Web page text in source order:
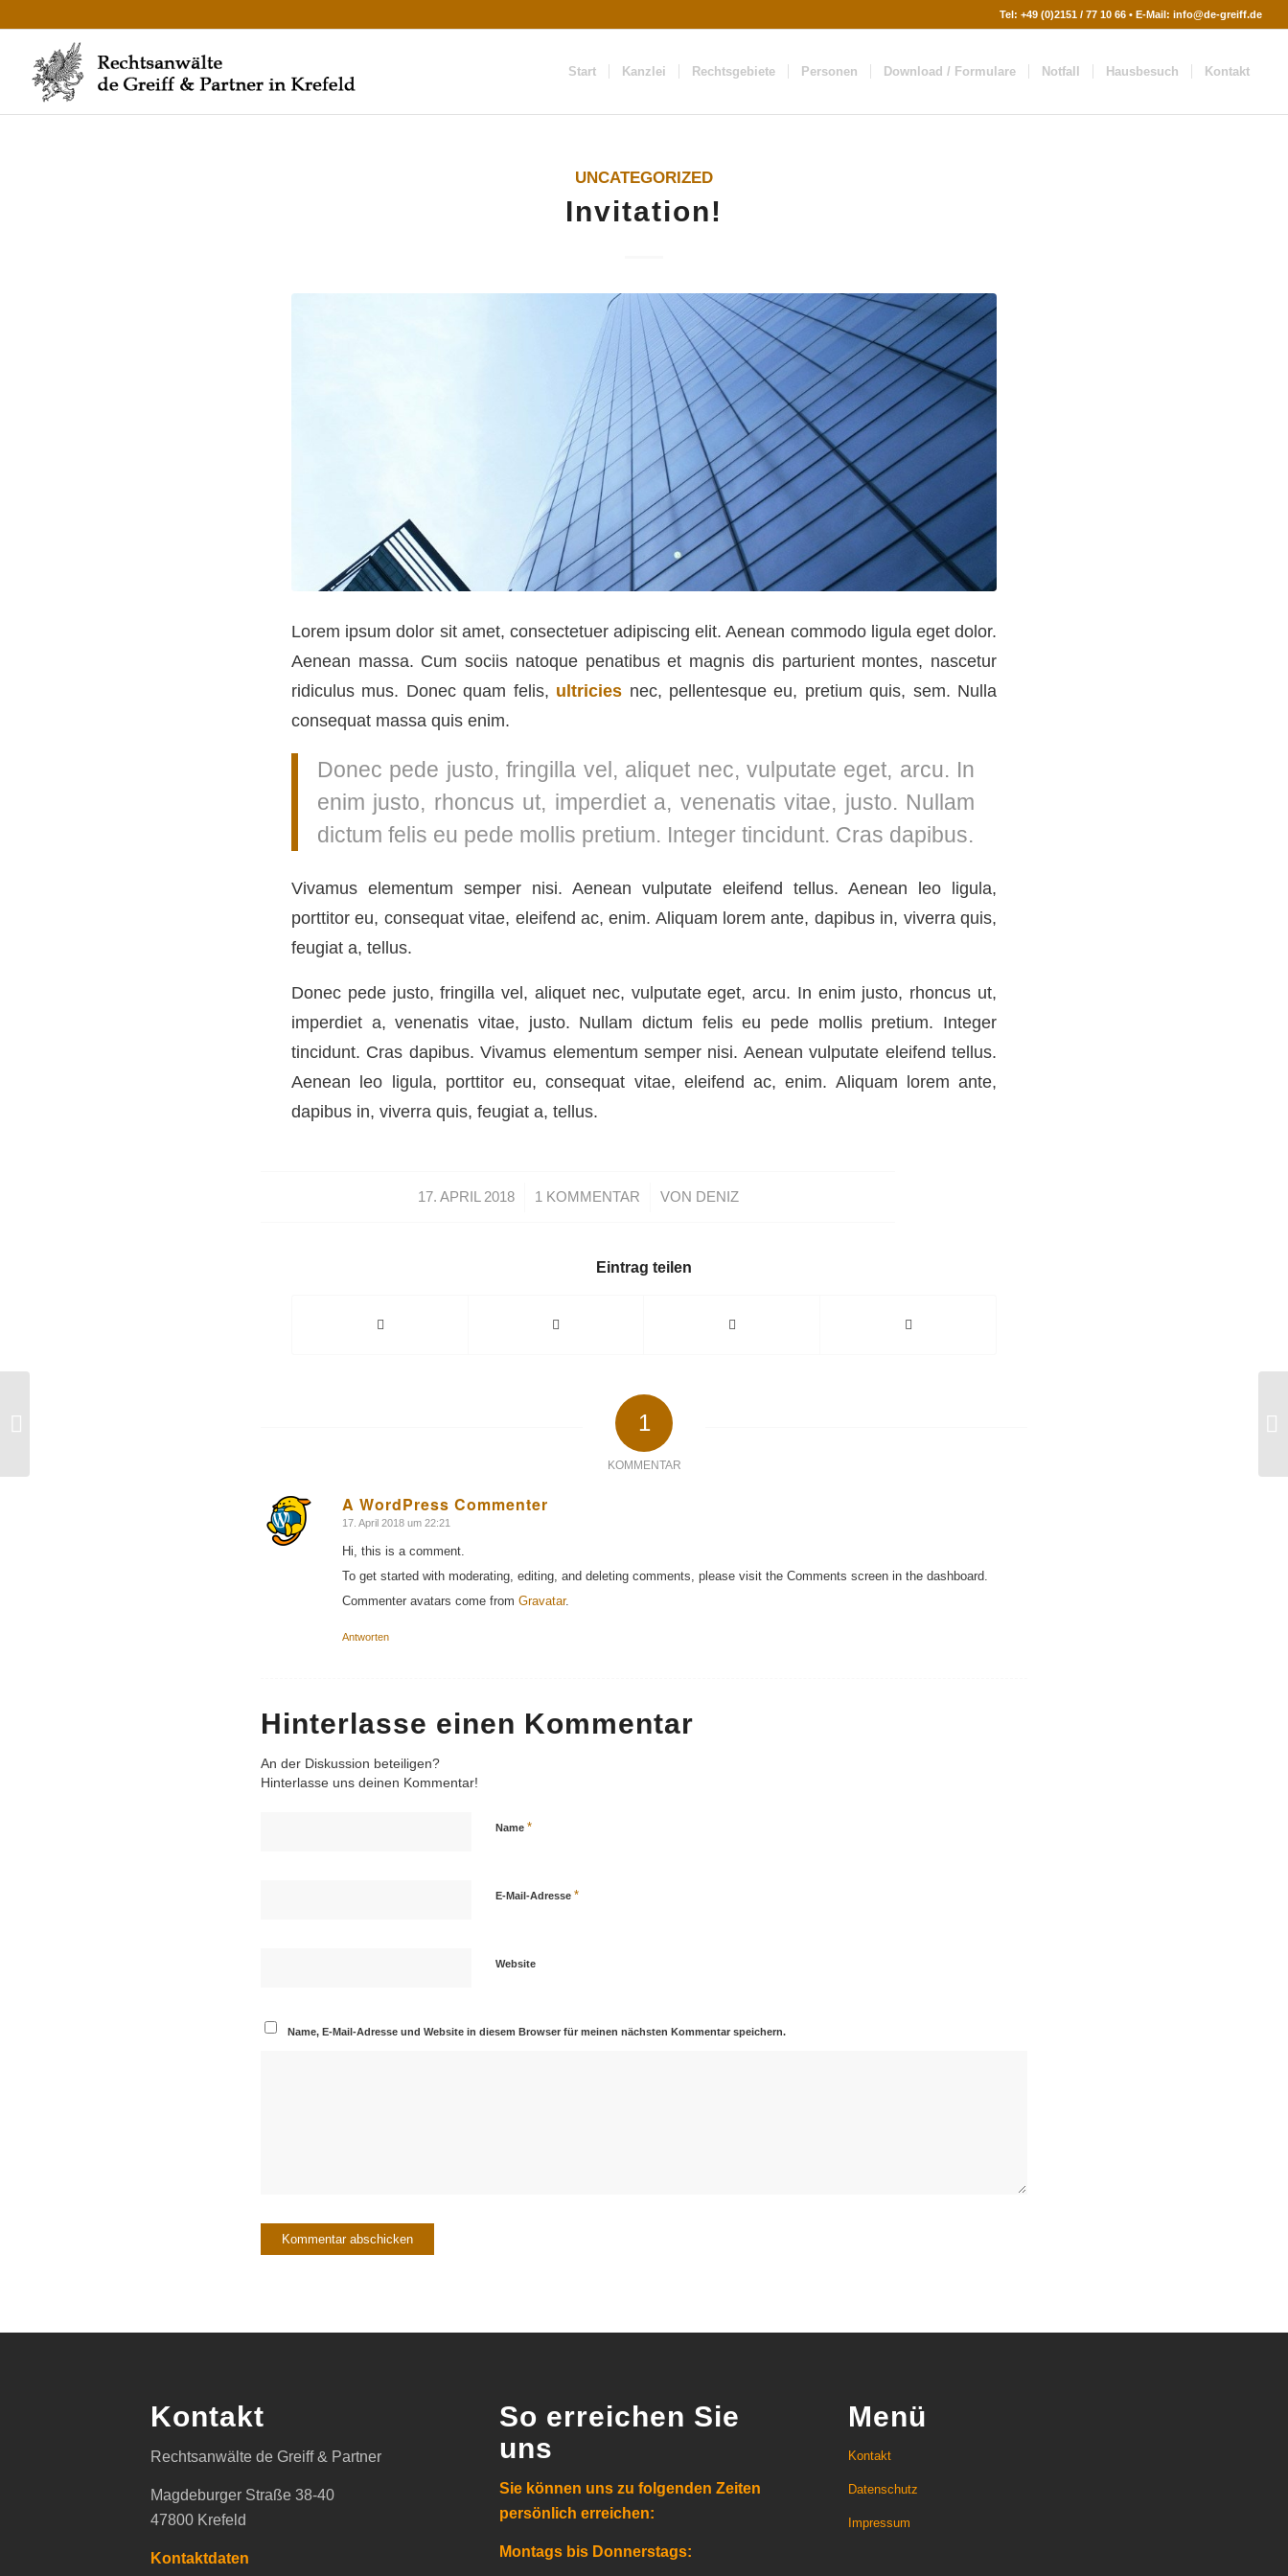
Tel:+49 (0)2151 / 77 10 66 • E-Mail:info@de-greiff.de
Start Kanzlei Rechtsgebiete Personen Download / Formulare Notfall Hausbesuch Kontakt
UNCATEGORIZED
Invitation!
Lorem ipsum dolor sit amet, consectetuer adipiscing elit. Aenean commodo ligula eget dolor.
Aenean massa. Cum sociis natoque penatibus et magnis dis parturient montes, nascetur
ridiculus mus. Donec quam felis, ultricies nec, pellentesque eu, pretium quis, sem. Nulla
consequat massa quis enim.
Donec pede justo, fringilla vel, aliquet nec, vulputate eget, arcu. In
enim justo, rhoncus ut, imperdiet a, venenatis vitae, justo. Nullam
dictum felis eu pede mollis pretium. Integer tincidunt. Cras dapibus.
Vivamus elementum semper nisi. Aenean vulputate eleifend tellus. Aenean leo ligula,
porttitor eu, consequat vitae, eleifend ac, enim. Aliquam lorem ante, dapibus in, viverra quis,
feugiat a, tellus.
Donec pede justo, fringilla vel, aliquet nec, vulputate eget, arcu. In enim justo, rhoncus ut,
imperdiet a, venenatis vitae, justo. Nullam dictum felis eu pede mollis pretium. Integer
tincidunt. Cras dapibus. Vivamus elementum semper nisi. Aenean vulputate eleifend tellus.
Aenean leo ligula, porttitor eu, consequat vitae, eleifend ac, enim. Aliquam lorem ante,
dapibus in, viverra quis, feugiat a, tellus.
17. APRIL 2018
/ 1 KOMMENTAR
/ VON DENIZ
Eintrag teilen
1
KOMMENTAR
A WordPress Commenter
sagte:
17. April 2018 um 22:21
Hi, this is a comment.
To get started with moderating, editing, and deleting comments, please visit the Comments screen in the dashboard.
Commenter avatars come from Gravatar.
Antworten
Hinterlasse einen Kommentar
An der Diskussion beteiligen?
Hinterlasse uns deinen Kommentar!
Name *
E-Mail-Adresse *
Website
Name, E-Mail-Adresse und Website in diesem Browser für meinen nächsten Kommentar speichern.
Kontakt
Rechtsanwälte de Greiff & Partner
Magdeburger Straße 38-40
47800 Krefeld
Kontaktdaten
So erreichen Sie
uns
Sie können uns zu folgenden Zeiten
persönlich erreichen:
Montags bis Donnerstags:
Menü
Kontakt
Datenschutz
Impressum